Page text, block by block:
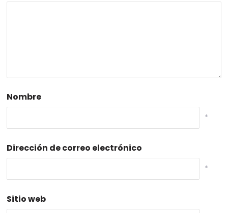
Nombre
*
Dirección de correo electrónico
*
Sitio web